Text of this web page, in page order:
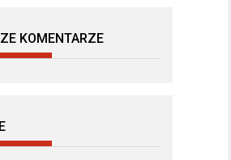
KOMENTARZE